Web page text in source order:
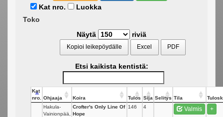
Kat nro.
Luokka
Toko
Näytä
riviä
Kopioi leikepöydälle Excel PDF
Etsi kaikista kentistä:
Kat
nro.
Ohjaaja Koira Tulos Sija Selitys Tila
Hakula-
Vainionpää,
Crofter's Only Line Of
Hope
146 4 Valmis +